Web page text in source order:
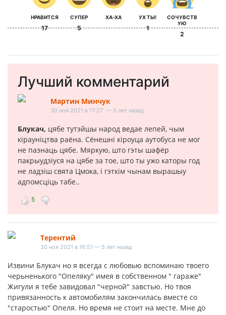
НРАВИТСЯ
17
СУПЕР
5
ХА-ХА УХ ТЫ!
1
СОЧУВСТВ
УЮ
2
Лучший комментарий
Мартин Минчук
30 ноя 2021 в 17:27 — 5 лет назад
Блукач, цябе тутэйшы народ ведае лепей, чым
кiраунiцтва раёна. Сёнешнi кiроуца аутобуса не мог
не пазнаць цябе. Мяркую, што гэты шафёр
пакрыудзiуся на цябе за тое, што ты ужо каторы год
не ладзiш свята Цмока, i гэткiм чынам вырашыу
адпомсцiць табе..
5
Терентий
30 ноя 2021 в 16:51 — 5 лет назад
Извини Блукач но я всегда с любовью вспоминаю твоего
черьненького "Опеляку" имея в собственном " гараже"
Жигули я тебе завидовал "черной" завстью. Но твоя
привязанность к автомобилям закончилась вместе со
"старостью" Опеля. Но время не стоит на месте. Мне до